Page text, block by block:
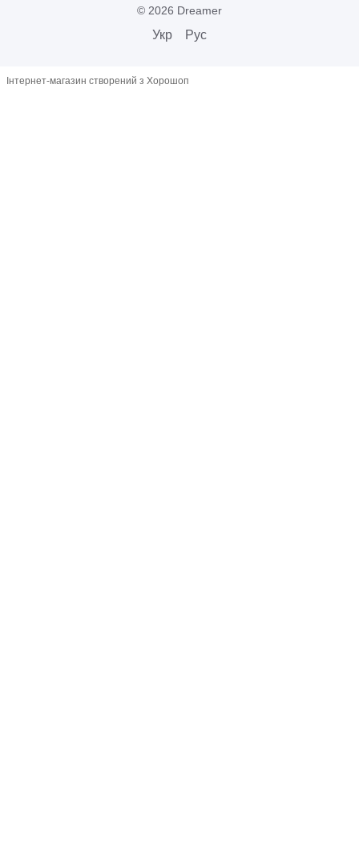
© 2026 Dreamer
Укр Рус
Інтернет-магазин створений з Хорошоп